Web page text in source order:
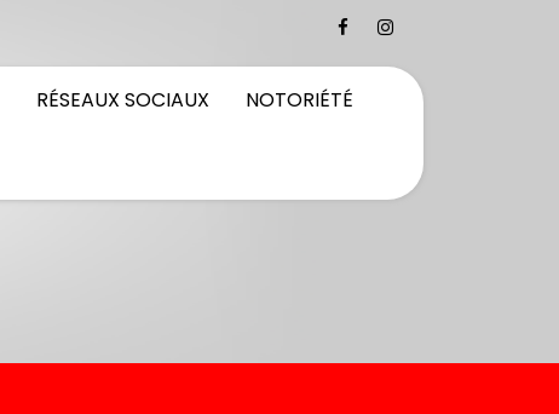
RÉSEAUX SOCIAUX NOTORIÉTÉ